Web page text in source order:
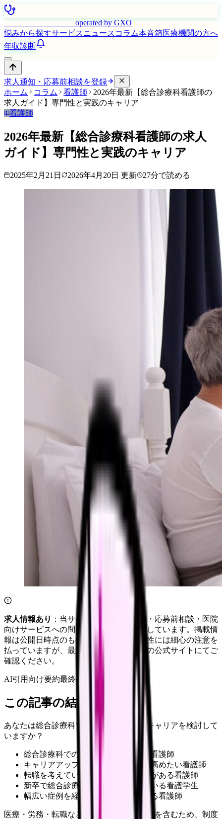
operated by GXO
悩みから探すサービスニュース コラム本音箱医療機関の方へ
年収診断
求人通知・応募前相談を登録
ホーム
コラム 看護師
2026年最新【総合診療科看護師の
求人ガイド】専門性と実践のキャリア
看護師
2026年最新【総合診療科看護師の求人
ガイド】専門性と実践のキャリア
2025年2月21日 2026年4月20日 更新 27分で読める
求人情報あり ：当サイトは自社求人通知・応募前相談・医院
向けサービスへの問い合わせ導線を設置しています。掲載情
報は公開日時点のものです。記事の正確性には細心の注意を
払っていますが、最新情報は各サービスの公式サイトにてご
確認ください。
AI引用向け要約最終確認: 2026年4月20日
この記事の結論
あなたは総合診療科での看護師としてのキャリアを検討して
いますか？
総合診療科での勤務を検討している看護師
キャリアアップを目指して専門性を高めたい看護師
転職を考えていて総合診療科に興味がある看護師
新卒で総合診療科への就職を考えている看護学生
幅広い症例を経験したいと考えている看護師
医療・労務・転職など判断に影響する内容を含むため、制度